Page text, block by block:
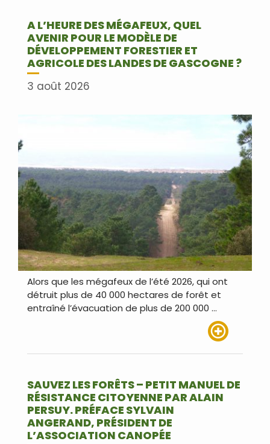
A L’HEURE DES MÉGAFEUX, QUEL
AVENIR POUR LE MODÈLE DE
DÉVELOPPEMENT FORESTIER ET
AGRICOLE DES LANDES DE GASCOGNE ?
3 août 2026
Alors que les mégafeux de l’été 2026, qui ont
détruit plus de 40 000 hectares de forêt et
entraîné l’évacuation de plus de 200 000 …
SAUVEZ LES FORÊTS – PETIT MANUEL DE
RÉSISTANCE CITOYENNE PAR ALAIN
PERSUY. PRÉFACE SYLVAIN
ANGERAND, PRÉSIDENT DE
L’ASSOCIATION CANOPÉE